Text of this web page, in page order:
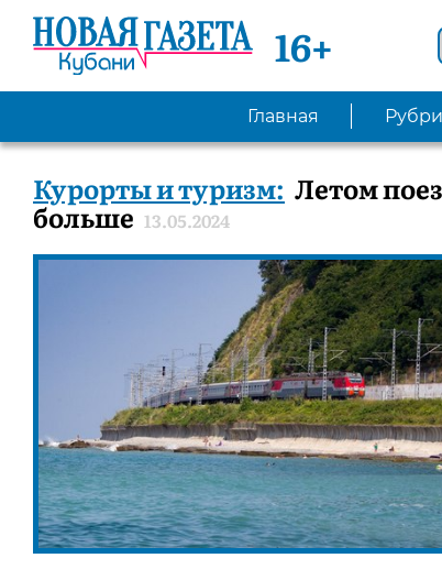
16+
Главная
Курорты и туризм: Летом
больше 13.05.2024